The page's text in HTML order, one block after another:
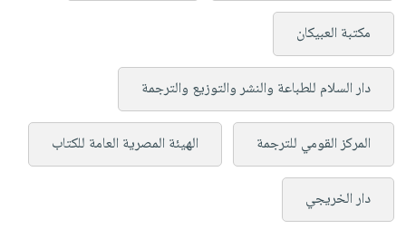
مكتبة العبيكان
دار السلام للطباعة والنشر والتوزيع والترجمة
المركز القومي للترجمة الهيئة المصرية العامة للكتاب
دار الخريجي